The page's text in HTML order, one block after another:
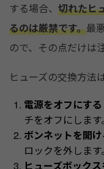
する場合、 切れたヒ
るのは厳禁です。最
ので、その点だけは
ヒューズの交換方法
電源をオフにする
チをオフにします。
ボンネットを開け
ロックを外します。
ヒューズボック